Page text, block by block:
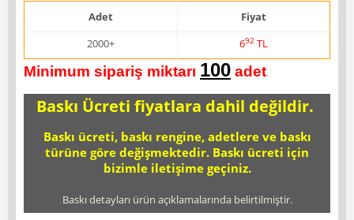
Adet
Fiyat
2000+
692 TL
Minimum sipariş miktarı 100 adet.
Baskı Ücreti fiyatlara dahil değildir.
Baskı ücreti, baskı rengine, adetlere ve baskı
türüne göre değişmektedir. Baskı ücreti için
bizimle iletişime geçiniz.
Baskı detayları ürün açıklamalarında belirtilmiştir.